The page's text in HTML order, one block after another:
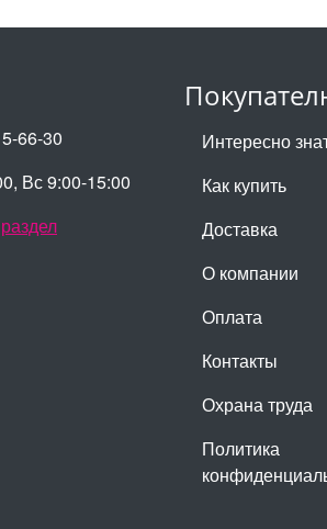
Интересно
Как купить
Доставка
О компании
Оплата
Контакты
Охрана труда
Политика
66-30
Вс 9:00-15:00